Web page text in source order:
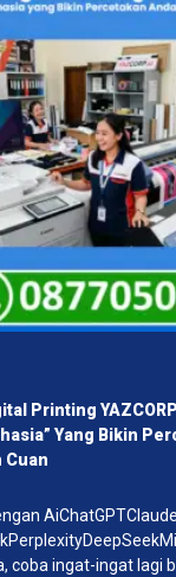
Printing
Yang Bikin
Cuan
coba ingat-ingat lagi